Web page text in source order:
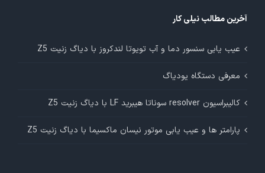
آخرین مطالب نیلی کار
عیب یابی سنسور دما و آب تویوتا لندکروز با دیاگ زنیت Z5
معرفی دستگاه یودیاگ
کالیبراسیون resolver سوناتا هیبرید LF با دیاگ زنیت Z5
پارامتر ها و عیب یابی موتور نیسان ماکسیما با دیاگ زنیت Z5